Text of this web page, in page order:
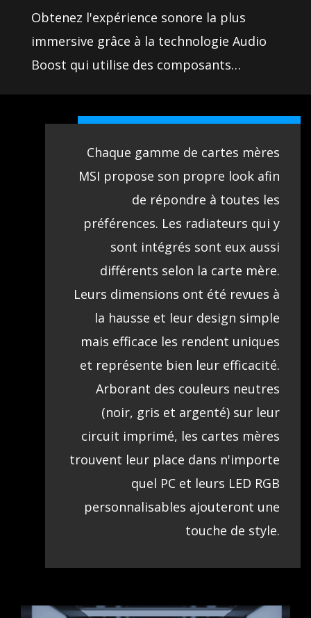
Obtenez l'expérience sonore la plus
immersive grâce à la technologie Audio
Boost qui utilise des composants
d'un son à couper le souffle vous
passe autour de vous dans votre jeu.
UN DESIGN TRAVAILLÉ
Chaque gamme de cartes mères
MSI propose son propre look afin
de répondre à toutes les
préférences. Les radiateurs qui y
sont intégrés sont eux aussi
différents selon la carte mère.
Leurs dimensions ont été revues à
la hausse et leur design simple
mais efficace les rendent uniques
et représente bien leur efficacité.
Arborant des couleurs neutres
(noir, gris et argenté) sur leur
circuit imprimé, les cartes mères
trouvent leur place dans n'importe
quel PC et leurs LED RGB
personnalisables ajouteront une
touche de style.